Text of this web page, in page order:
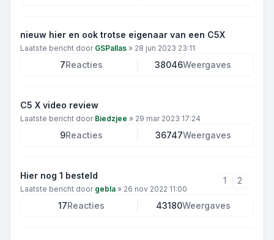
nieuw hier en ook trotse eigenaar van een C5X
Laatste bericht door GSPallas » 28 jun 2023 23:11
7Reacties 38046Weergaves
C5 X video review
Laatste bericht door Biedzjee » 29 mar 2023 17:24
9Reacties 36747Weergaves
Hier nog 1 besteld
Laatste bericht door gebla » 26 nov 2022 11:00
1 2
17Reacties 43180Weergaves